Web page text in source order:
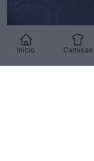
Início Camisas